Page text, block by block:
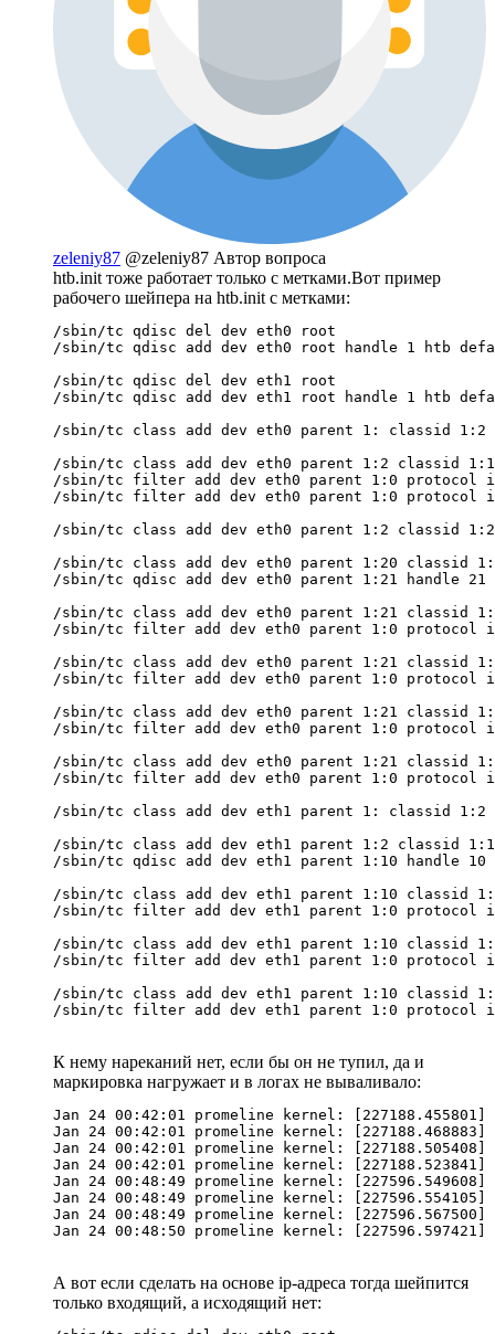
zeleniy87 @zeleniy87 Автор вопроса
htb.init тоже работает только с метками.Вот пример
рабочего шейпера на htb.init с метками:
/sbin/tc qdisc del dev eth0 root
/sbin/tc qdisc add dev eth0 root handle 1 htb
/sbin/tc qdisc del dev eth1 root
/sbin/tc qdisc add dev eth1 root handle 1 htb
/sbin/tc class add dev eth0 parent 1: classid 1:2
/sbin/tc class add dev eth0 parent 1:2 classid
/sbin/tc filter add dev eth0 parent 1:0 protocol
/sbin/tc filter add dev eth0 parent 1:0 protocol
/sbin/tc class add dev eth0 parent 1:2 classid
/sbin/tc class add dev eth0 parent 1:20 classid
/sbin/tc qdisc add dev eth0 parent 1:21 handle
/sbin/tc class add dev eth0 parent 1:21 classid
/sbin/tc filter add dev eth0 parent 1:0 protocol
/sbin/tc class add dev eth0 parent 1:21 classid
/sbin/tc filter add dev eth0 parent 1:0 protocol
/sbin/tc class add dev eth0 parent 1:21 classid
/sbin/tc filter add dev eth0 parent 1:0 protocol
/sbin/tc class add dev eth0 parent 1:21 classid
/sbin/tc filter add dev eth0 parent 1:0 protocol
/sbin/tc class add dev eth1 parent 1: classid 1:2
/sbin/tc class add dev eth1 parent 1:2 classid
/sbin/tc qdisc add dev eth1 parent 1:10 handle
/sbin/tc class add dev eth1 parent 1:10 classid
/sbin/tc filter add dev eth1 parent 1:0 protocol
/sbin/tc class add dev eth1 parent 1:10 classid
/sbin/tc filter add dev eth1 parent 1:0 protocol
/sbin/tc class add dev eth1 parent 1:10 classid
К нему нареканий нет, если бы он не тупил, да и
маркировка нагружает и в логах не вываливало:
Jan 24 00:42:01 promeline kernel:
Jan 24 00:42:01 promeline kernel:
Jan 24 00:42:01 promeline kernel:
Jan 24 00:42:01 promeline kernel:
Jan 24 00:48:49 promeline kernel:
Jan 24 00:48:49 promeline kernel:
Jan 24 00:48:49 promeline kernel:
А вот если сделать на основе ip-адреса тогда шейпится
только входящий, а исходящий нет: